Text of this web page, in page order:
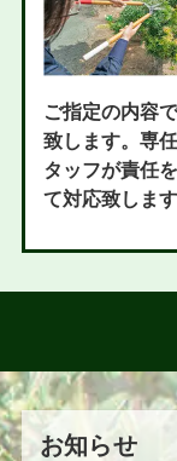
ご指定の内容
致します。専
タッフが責任
て対応致します
お知らせ